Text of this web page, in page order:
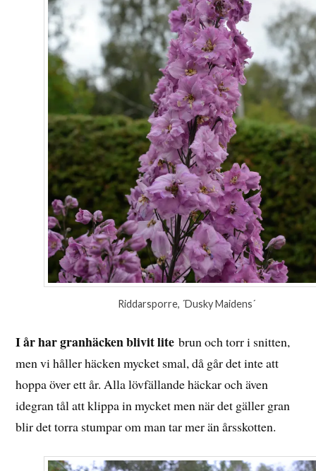
Riddarsporre, ´Dusky Maidens´
I år har granhäcken blivit litebrun och torr i snitten,
men vi håller häcken mycket smal, då går det inte att
hoppa över ett år. Alla lövfällande häckar och även
idegran tål att klippa in mycket men när det gäller gran
blir det torra stumpar om man tar mer än årsskotten.